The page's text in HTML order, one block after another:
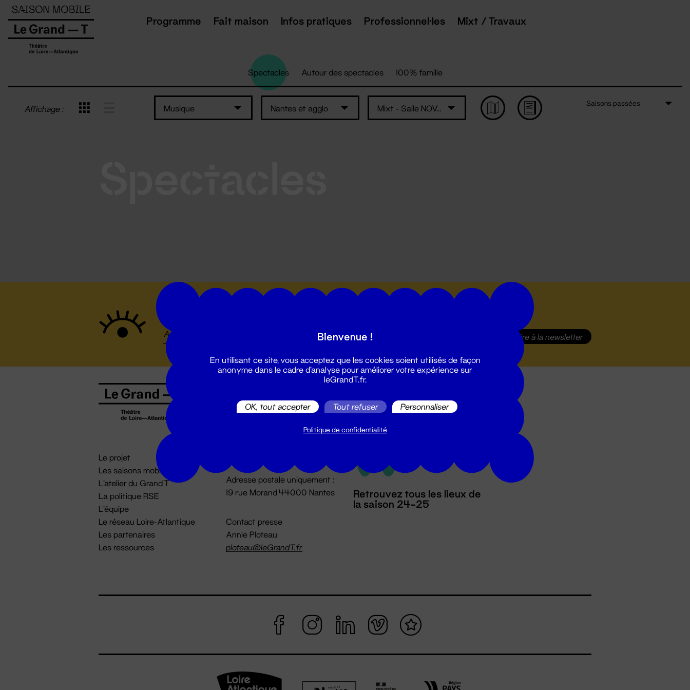
Programme Fait maison Infos pratiques Professionnel·les Mixt / Travaux
Spectacles Autour des spectacles 100% famille
Affichage : Musique Nantes et agglo Mixt - Salle NOVA 330 NN
Saisons passées
S'inscrire à la newsletter
Le projet
Les saisons mobiles
L'atelier du Grand T
La politique RSE
L'équipe
Le réseau Loire-Atlantique
Les partenaires
Les ressources
02 51 88 25 25
billetterie@leGrandT.fr
Du lundi au vendredi 14h → 18h
Adresse postale uniquement :
19 rue Morand 44000 Nantes
Contact presse
Annie Ploteau
ploteau@leGrandT.fr
Retrouvez tous les lieux de
la saison 24-25
Panneau de gestion des cookies
Bienvenue !
En utilisant ce site, vous acceptez que les cookies soient utilisés de façon
anonyme dans le cadre d'analyse pour améliorer votre expérience sur
leGrandT.fr.
OK, tout accepter Tout refuser Personnaliser
Politique de confidentialité